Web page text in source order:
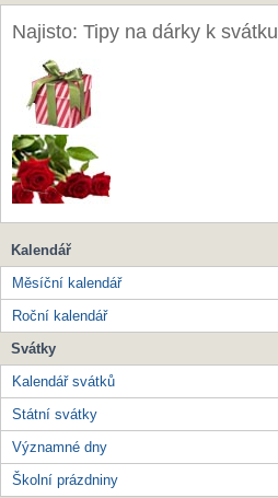
Najisto: Tipy na dárky k svátku
Kalendář
Měsíční kalendář
Roční kalendář
Svátky
Kalendář svátků
Státní svátky
Významné dny
Školní prázdniny